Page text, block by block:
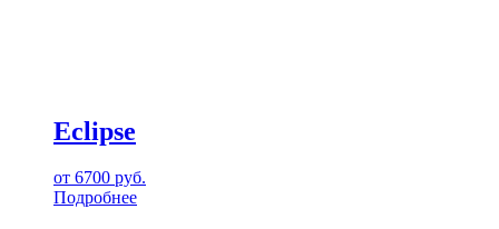
Eclipse
от 6700 руб.
Подробнее